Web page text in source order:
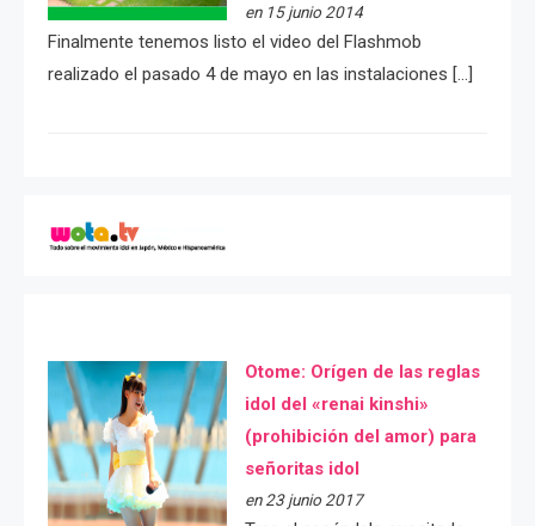
en 15 junio 2014
Finalmente tenemos listo el video del Flashmob
realizado el pasado 4 de mayo en las instalaciones […]
Otome: Orígen de las reglas
idol del «renai kinshi»
(prohibición del amor) para
señoritas idol
en 23 junio 2017